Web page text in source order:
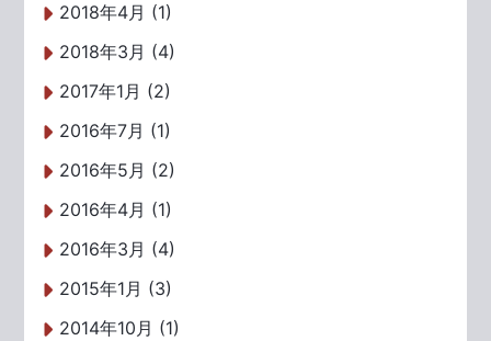
2018年4月 (1)
2018年3月 (4)
2017年1月 (2)
2016年7月 (1)
2016年5月 (2)
2016年4月 (1)
2016年3月 (4)
2015年1月 (3)
2014年10月 (1)